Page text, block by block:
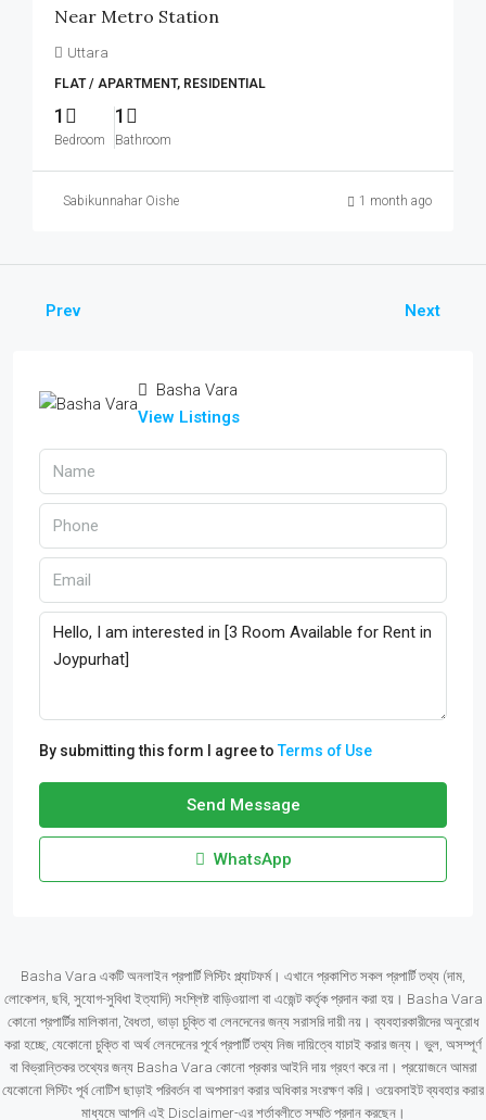
Near Metro Station
Uttara
FLAT / APARTMENT, RESIDENTIAL
1
Bedroom
1
Bathroom
Sabikunnahar Oishe 1 month ago
Prev Next
Basha Vara
View Listings
By submitting this form I agree toTerms of Use
Send Message
WhatsApp
Basha Vara একটি অনলাইন প্রপার্টি লিস্টিং প্ল্যাটফর্ম। এখানে প্রকাশিত সকল প্রপার্টি তথ্য (দাম,
লোকেশন, ছবি, সুযোগ-সুবিধা ইত্যাদি) সংশ্লিষ্ট বাড়িওয়ালা বা এজেন্ট কর্তৃক প্রদান করা হয়। Basha Vara
কোনো প্রপার্টির মালিকানা, বৈধতা, ভাড়া চুক্তি বা লেনদেনের জন্য সরাসরি দায়ী নয়। ব্যবহারকারীদের অনুরোধ
করা হচ্ছে, যেকোনো চুক্তি বা অর্থ লেনদেনের পূর্বে প্রপার্টি তথ্য নিজ দায়িত্বে যাচাই করার জন্য। ভুল, অসম্পূর্ণ
বা বিভ্রান্তিকর তথ্যের জন্য Basha Vara কোনো প্রকার আইনি দায় গ্রহণ করে না। প্রয়োজনে আমরা
যেকোনো লিস্টিং পূর্ব নোটিশ ছাড়াই পরিবর্তন বা অপসারণ করার অধিকার সংরক্ষণ করি। ওয়েবসাইট ব্যবহার করার
মাধ্যমে আপনি এই Disclaimer-এর শর্তাবলীতে সম্মতি প্রদান করছেন।